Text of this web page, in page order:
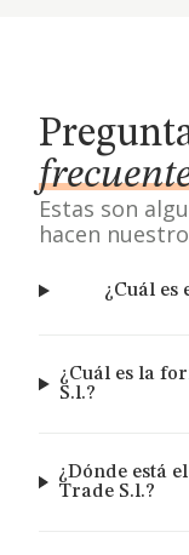
Estas son
hacen
¿Cuál es
¿Cuál es la
S.l.?
¿Dónde está
Trade S.l.?